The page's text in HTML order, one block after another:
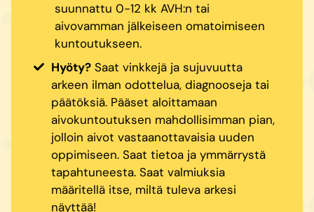
suunnattu 0-12 kk AVH:n tai
aivovamman jälkeiseen omatoimiseen
kuntoutukseen.
Hyöty? Saat vinkkejä ja sujuvuutta
arkeen ilman odottelua, diagnooseja tai
päätöksiä. Pääset aloittamaan
aivokuntoutuksen mahdollisimman pian,
jolloin aivot vastaanottavaisia uuden
oppimiseen. Saat tietoa ja ymmärrystä
tapahtuneesta. Saat valmiuksia
määritellä itse, miltä tuleva arkesi
näyttää!